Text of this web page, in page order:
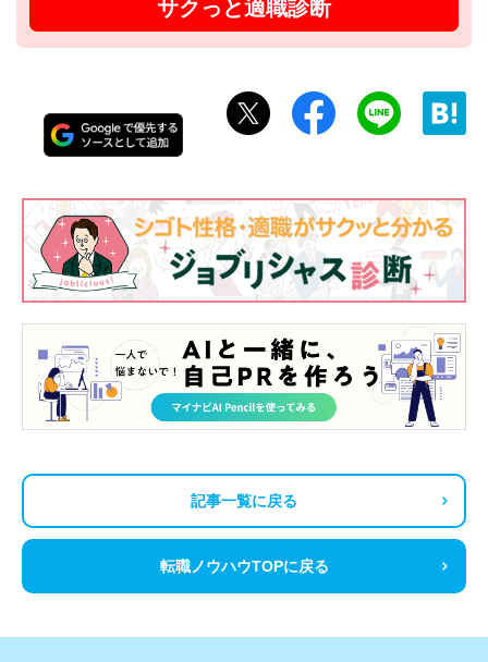
サクっと適職診断
記事一覧に戻る
転職ノウハウTOPに戻る